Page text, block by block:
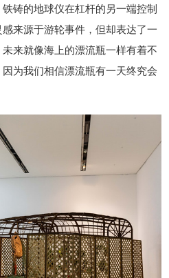
铸的地球仪在杠杆的另一端控制
来源于游轮事件，但却表达了一
来就像海上的漂流瓶一样有着不
为我们相信漂流瓶有一天终究会